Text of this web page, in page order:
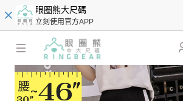
眼圈熊大尺碼
立刻使用官方APP